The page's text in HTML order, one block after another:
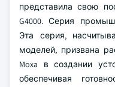
представила свою
G4000. Серия
Эта серия,
моделей, призвана
Moxa в создании
обеспечивая